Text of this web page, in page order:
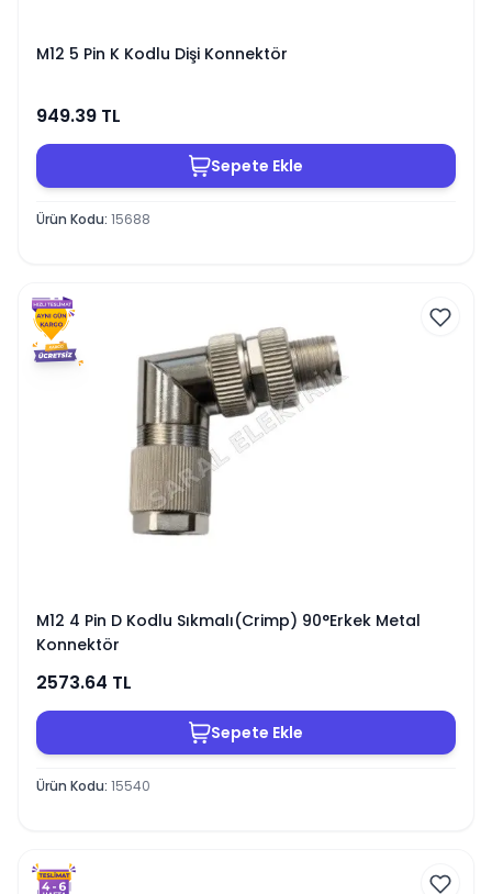
M12 5 Pin K Kodlu Dişi Konnektör
949.39 TL
Sepete Ekle
Ürün Kodu: 15688
M12 4 Pin D Kodlu Sıkmalı(Crimp) 90°Erkek Metal
Konnektör
2573.64 TL
Sepete Ekle
Ürün Kodu: 15540